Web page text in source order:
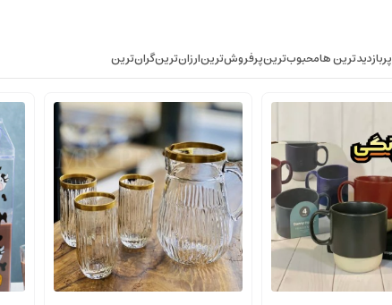
پربازدیدترین هامحبوب‌‌ترینپرفروش‌ترینارزان‌ترینگران‌ترین